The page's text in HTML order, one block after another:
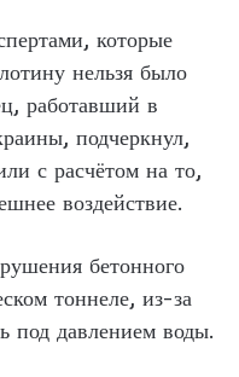
которые
нельзя было
работавший в
подчеркнул,
с расчётом на то,
воздействие.
бетонного
тоннеле, из-за
под давлением воды.